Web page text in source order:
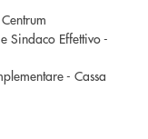
Sindaco Effettivo -
- Cassa